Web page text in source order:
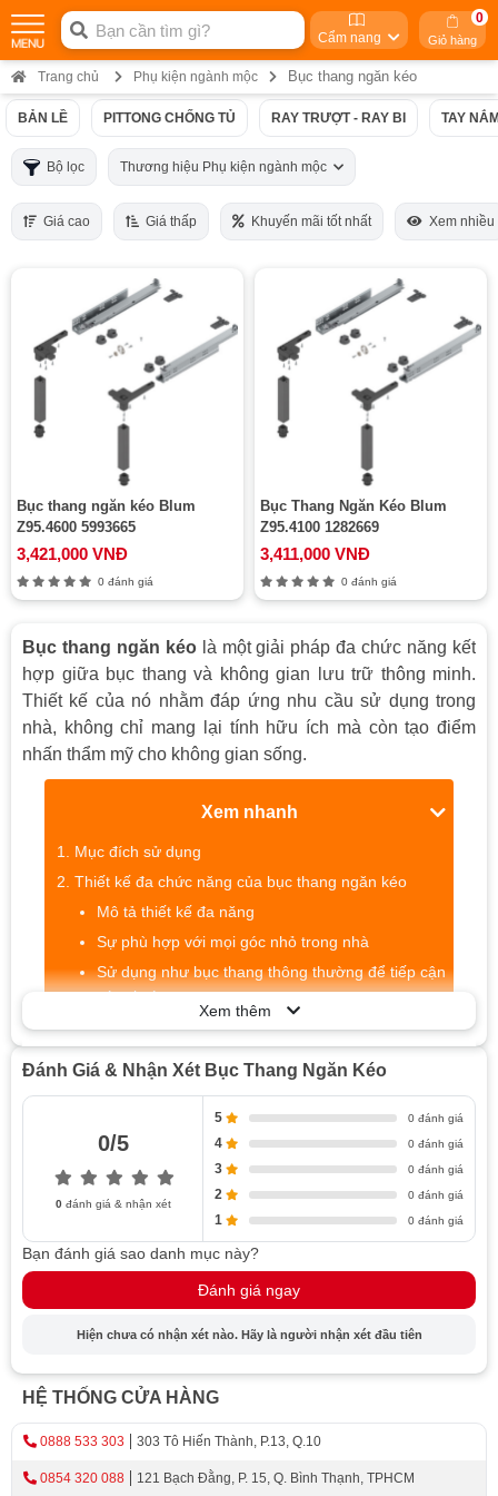
Cẩm nang Giỏ hàng
0
Trang chủ Phụ kiện ngành mộc Bục thang ngăn kéo
BẢN LỀ PITTONG CHỐNG TỦ RAY TRƯỢT - RAY BI TAY
Bộ lọc Thương hiệu Phụ kiện ngành mộc
Giá cao Giá thấp Khuyến mãi tốt nhất Xem nhiều
Bục thang ngăn kéo Blum
Z95.4600 5993665
3,421,000 VNĐ
0 đánh giá
Bục Thang Ngăn Kéo Blum
Z95.4100 1282669
3,411,000 VNĐ
0 đánh giá
Bục thang ngăn kéolà một giải pháp đa chức năng kết
hợp giữa bục thang và không gian lưu trữ thông minh.
Thiết kế của nó nhằm đáp ứng nhu cầu sử dụng trong
nhà, không chỉ mang lại tính hữu ích mà còn tạo điểm
nhấn thẩm mỹ cho không gian sống.
Xem nhanh
Mục đích sử dụng
Thiết kế đa chức năng của bục thang ngăn kéo
Mô tả thiết kế đa năng
Sự phù hợp với mọi góc nhỏ trong nhà
Sử dụng như bục thang thông thường để tiếp cận
các vị trí cao
Ngăn kéo bên dưới để lưu trữ vật dụng
Linh hoạt và dễ dàng di chuyển
Tiện ích đa năng
Thiết kế thẩm mỹ
Tính tiện lợi
ngăn kéo
Khả năng kéo ra ngăn kéo dễ dàng để lấy và đặt
Tiết kiệm thời gian và công sức trong việc sắp
xếp và tìm kiếm vật dụng:
Cách sử dụng và bảo quản bục thang ngăn kéo
Sử dụng
Xem thêm
Đánh Giá & Nhận Xét Bục Thang Ngăn Kéo
0/5
0đánh giá & nhận xét
5 0 đánh giá
4 0 đánh giá
3 0 đánh giá
2 0 đánh giá
1 0 đánh giá
Bạn đánh giá sao danh mục này?
Đánh giá ngay
Hiện chưa có nhận xét nào. Hãy là người nhận xét đầu tiên
HỆ THỐNG CỬA HÀNG
0888 533 303 303 Tô Hiến Thành, P.13, Q.10
0854 320 088 121 Bạch Đằng, P. 15, Q. Bình Thạnh, TPHCM